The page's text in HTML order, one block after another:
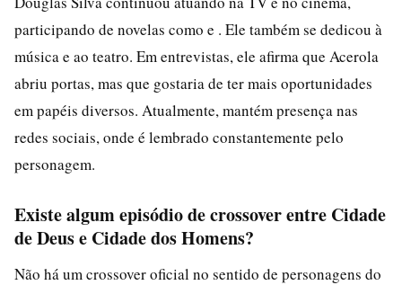
participando de novelas como e . Ele também se dedicou à
música e ao teatro. Em entrevistas, ele afirma que Acerola
abriu portas, mas que gostaria de ter mais oportunidades
em papéis diversos. Atualmente, mantém presença nas
redes sociais, onde é lembrado constantemente pelo
personagem.
Existe algum episódio de crossover entre Cidade
de Deus e Cidade dos Homens?
Não há um crossover oficial no sentido de personagens do